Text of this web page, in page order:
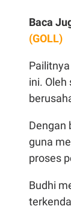
Baca
(GOLL)
ini.
Dengan
guna
proses
Budhi